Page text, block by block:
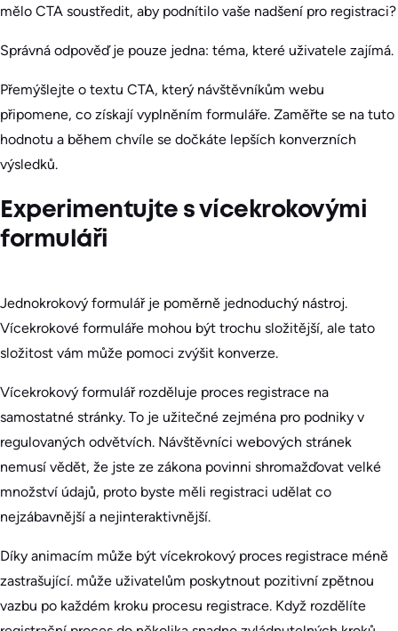
mělo CTA soustředit, aby podnítilo vaše nadšení pro registraci?
Správná odpověď je pouze jedna: téma, které uživatele zajímá.
Přemýšlejte o textu CTA, který návštěvníkům webu
připomene, co získají vyplněním formuláře. Zaměřte se na tuto
hodnotu a během chvíle se dočkáte lepších konverzních
výsledků.
Experimentujte s vícekrokovými
formuláři
Jednokrokový formulář je poměrně jednoduchý nástroj.
Vícekrokové formuláře mohou být trochu složitější, ale tato
složitost vám může pomoci zvýšit konverze.
Vícekrokový formulář rozděluje proces registrace na
samostatné stránky. To je užitečné zejména pro podniky v
regulovaných odvětvích. Návštěvníci webových stránek
nemusí vědět, že jste ze zákona povinni shromažďovat velké
množství údajů, proto byste měli registraci udělat co
nejzábavnější a nejinteraktivnější.
Díky animacím může být vícekrokový proces registrace méně
zastrašující. může uživatelům poskytnout pozitivní zpětnou
vazbu po každém kroku procesu registrace. Když rozdělíte